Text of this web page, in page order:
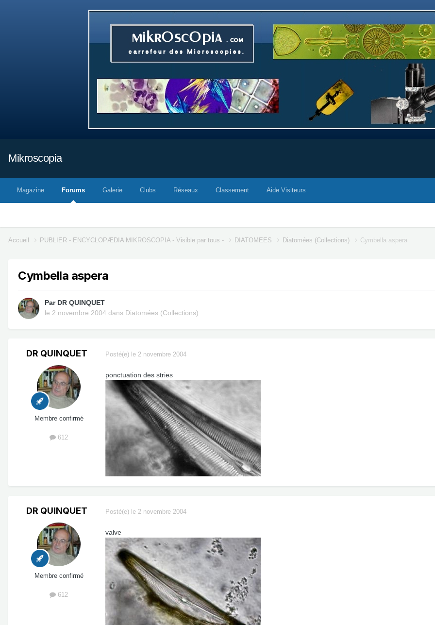
Mikroscopia
Magazine Forums Galerie Clubs Réseaux Classement Aide Visiteurs
Accueil PUBLIER - ENCYCLOPÆDIA MIKROSCOPIA - Visible par tous - DIATOMEES Diatomées (Collections) Cymbella aspera
Cymbella aspera
Par DR QUINQUET
le 2 novembre 2004 dans Diatomées (Collections)
DR QUINQUET
Membre confirmé
612
Posté(e) le 2 novembre 2004
ponctuation des stries
DR QUINQUET
Membre confirmé
612
Posté(e) le 2 novembre 2004
valve